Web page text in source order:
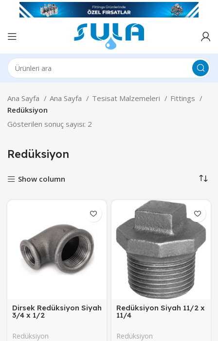
Ana Sayfa Ana Sayfa Tesisat Malzemeleri
Fittings
Redüksiyon
Gösterilen sonuç sayısı: 2
Redüksiyon
Show column
Dirsek Redüksiyon Siyah
3/4 x 1/2
Redüksiyon
Redüksiyon Siyah 11/2 x
11/4
Redüksiyon